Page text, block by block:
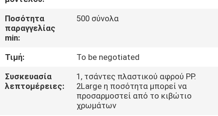
ΕΡΓΟΣΤΑΣΊΟΥ
ΠΟΙΌΤΗΤΑΣ
ΕΙΔΉΣΕΙΣ
Ποσότητα
παραγγελίας
min:
500 σύνολα
Τιμή:
To be negotiated
Συσκευασία
λεπτομέρειες:
1, τσάντες πλαστικού αφρού PP.
2Large η ποσότητα μπορεί να
προσαρμοστεί από το κιβώτιο
χρωμάτων